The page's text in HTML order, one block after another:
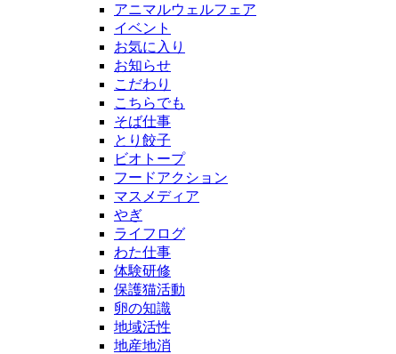
アニマルウェルフェア
イベント
お気に入り
お知らせ
こだわり
こちらでも
そば仕事
とり餃子
ビオトープ
フードアクション
マスメディア
やぎ
ライフログ
わた仕事
体験研修
保護猫活動
卵の知識
地域活性
地産地消